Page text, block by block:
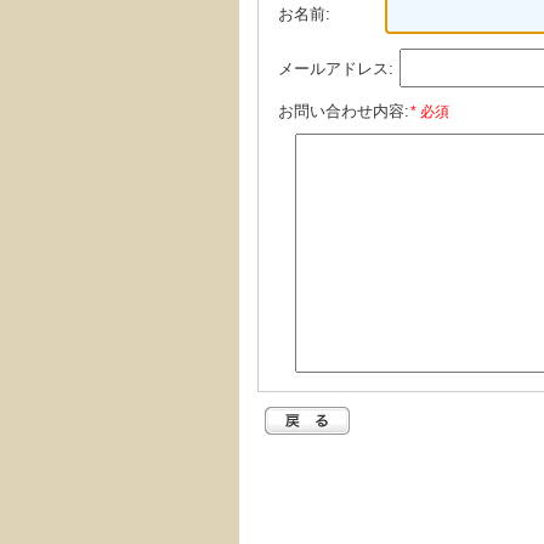
お名前:
メールアドレス:
お問い合わせ内容:* 必須